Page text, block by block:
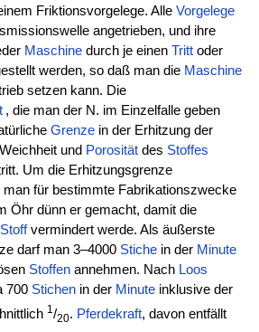
Friktionsvorgelege. Alle Vorgelege
angetrieben, und ihre
Maschinedurch je einen Trittoder
werden, so daß man die Maschine
setzen kann. Die
, die man der N. im Einzelfalle geben
Grenzein der Erhitzung der
und Porositätdes Stoffes
Um die Erhitzungsgrenze
man für bestimmte Fabrikationszwecke
Öhr dünn er gemacht, damit die
Stoffvermindert werde. Als äußerste
darf man 3–4000 Stichein der Minute
Stoffenannehmen. Nach Loos
700 Stichenin der Minuteinklusive der
1/20. Pferdekraft, davon entfällt